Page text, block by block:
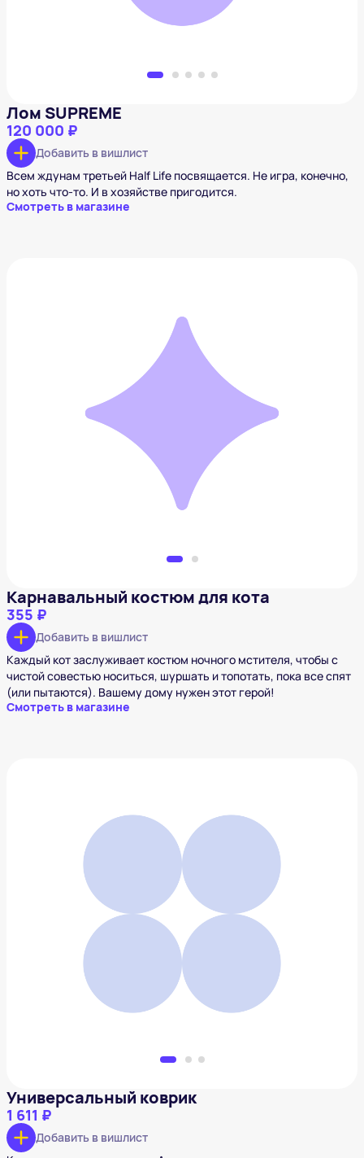
Лом SUPREME
120 000 ₽
Добавить в вишлист
Всем ждунам третьей Half Life посвящается. Не игра, конечно,
но хоть что-то. И в хозяйстве пригодится.
Смотреть в магазине
Карнавальный костюм для кота
Добавить в вишлист
Карнавальный костюм для кота
355 ₽
Добавить в вишлист
Каждый кот заслуживает костюм ночного мстителя, чтобы с
чистой совестью носиться, шуршать и топотать, пока все спят
(или пытаются). Вашему дому нужен этот герой!
Смотреть в магазине
Универсальный коврик
1 611 ₽
Добавить в вишлист
Универсальный коврик
1 611 ₽
Добавить в вишлист